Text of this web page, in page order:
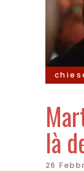
là
26